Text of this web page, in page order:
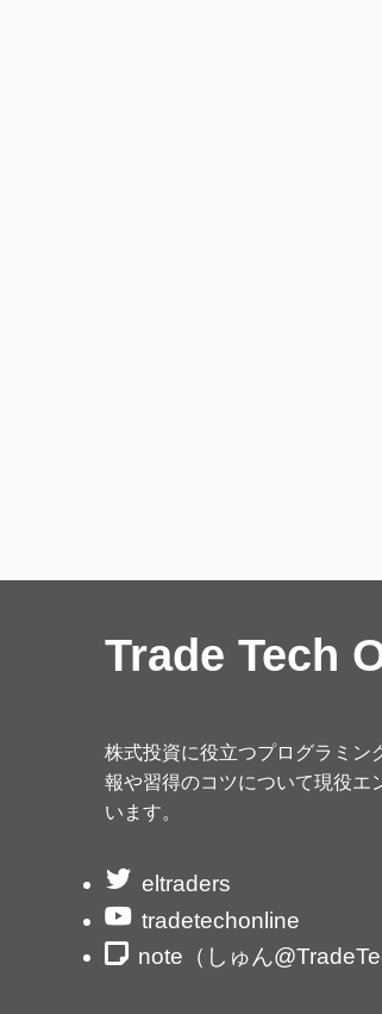
Trade Tech
株式投資に役立つプログラミン
報や習得のコツについて現役エ
います。
eltraders
tradetechonline
note（しゅん